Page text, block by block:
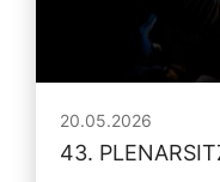
20.05.2026
43.